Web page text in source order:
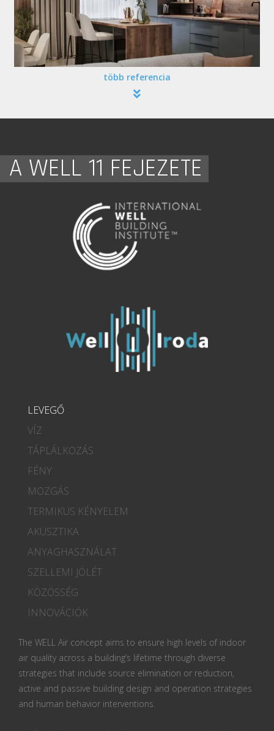
több referencia
A WELL 11 FEJEZETE
LEVEGŐ
VÍZ
TÁPLÁLKOZÁS
FÉNY
MOZGÁS
TERMIKUS KÉNYELEM
AKUSZTIKA
ANYAGHASZNÁLAT
SZELLEMI JÓLÉT
KÖZÖSSÉG
INNOVÁCIÓK
The WELL Air concept aims to ensure high levels of indoor
air quality across a building’s lifetime through diverse
strategies that include source elimination or reduction,
active and passive building design and operation strategies
and human behavior interventions.